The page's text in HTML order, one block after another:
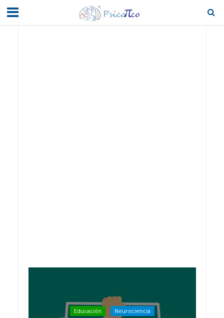
Educación Neurociencia